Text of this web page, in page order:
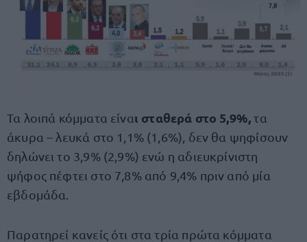
Τα λοιπά κόμματα είναι σταθερά στο 5,9%,τα
άκυρα – λευκά στο 1,1% (1,6%), δεν θα ψηφίσουν
δηλώνει το 3,9% (2,9%) ενώ η αδιευκρίνιστη
ψήφος πέφτει στο 7,8% από 9,4% πριν από μία
εβδομάδα.
Παρατηρεί κανείς ότι στα τρία πρώτα κόμματα